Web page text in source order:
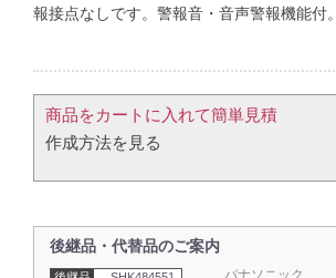
報接点なしです。警報音・音声警報機能付。
商品をカートに入れて簡単見積​
作成方法を見る​​
後継品・代替品のご案内
パナソニック